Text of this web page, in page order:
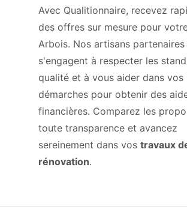
Avec Qualitionnaire, recevez
des offres sur mesure pour
Arbois. Nos artisans partenaires
s'engagent à respecter les
qualité et à vous aider dans vos
démarches pour obtenir des
financières. Comparez les
toute transparence et avancez
sereinement dans vos travaux
rénovation.